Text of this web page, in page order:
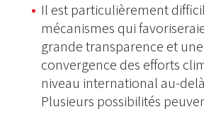
Il est particulièrement
mécanismes qui
grande transparence et
convergence des efforts
niveau international au-delà
Plusieurs possibilités